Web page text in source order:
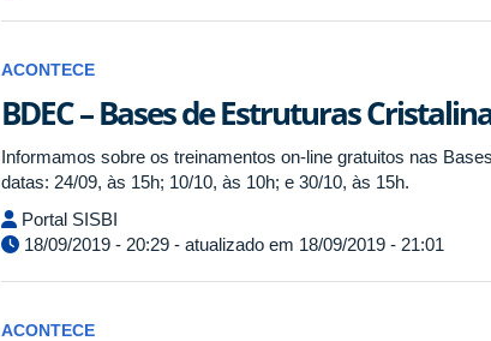
ACONTECE
BDEC – Bases de Estruturas
Informamos sobre os treinamentos on-line gratuitos nas
datas: 24/09, às 15h; 10/10, às 10h; e 30/10, às 15h.
Portal SISBI
18/09/2019 - 20:29 - atualizado em 18/09/2019 - 21:01
ACONTECE